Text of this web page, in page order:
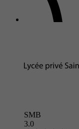
SMB
3.0